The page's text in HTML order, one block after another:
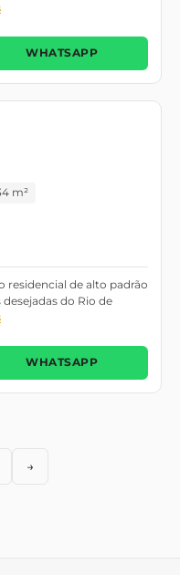
WHATSAPP
m²
residencial de alto padrão
do Rio de
WHATSAPP
→